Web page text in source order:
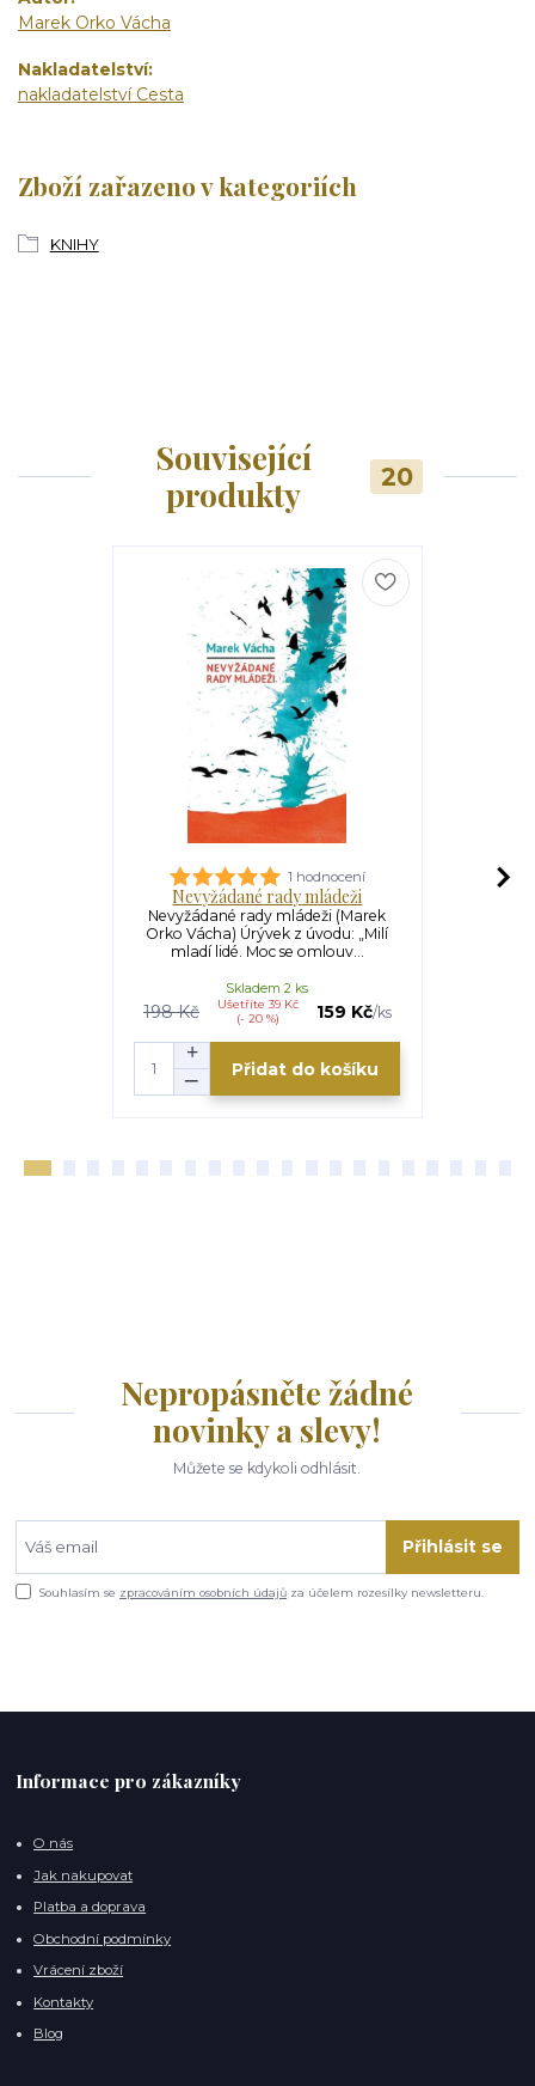
Marek Orko Vácha
Nakladatelství
nakladatelství Cesta
Zboží zařazeno v kategoriích
KNIHY
Související
produkty
20
1 hodnocení
Nevyžádané rady mládeži
Nevyžádané rady mládeži (Marek
Orko Vácha) Úrývek z úvodu: „Milí
mladí lidé. Moc se omlouv...
198 Kč
Ušetříte 39 Kč
(- 20 %)
159 Kč/ks
Skladem 2 ks
Přidat do košíku
Nepropásněte žádné
novinky a slevy!
Můžete se kdykoli odhlásit.
Přihlásit se
Souhlasím se zpracováním osobních údajů za účelem rozesílky newsletteru.
Informace pro zákazníky
O nás
Jak nakupovat
Platba a doprava
Obchodní podmínky
Vrácení zboží
Kontakty
Blog